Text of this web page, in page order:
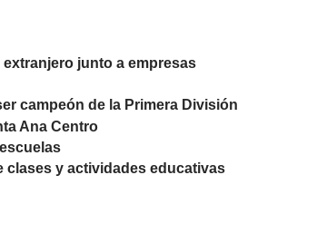
junto a empresas
campeón de la Primera División
Ana Centro
clases y actividades educativas